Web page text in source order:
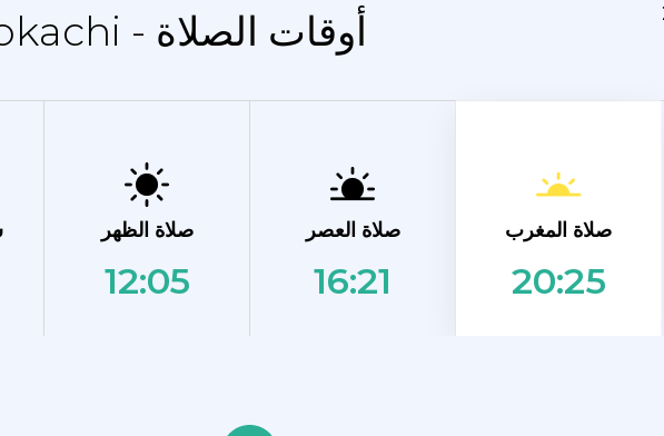
المدينة Gorod Pokachi - أوقات الصلاة
صلاة الظهر
12:05
صلاة العصر
16:21
صلاة المغرب
20:25